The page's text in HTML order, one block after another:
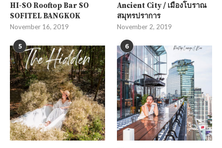
HI-SO Rooftop Bar SO
SOFITEL BANGKOK
November 16, 2019
Ancient City / เมืองโบราณ
สมุทรปราการ
November 2, 2019
5 6